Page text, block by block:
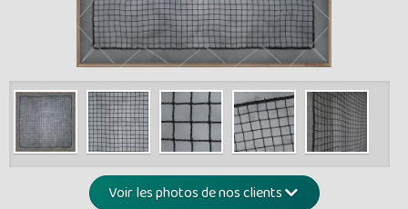
Montants et
de -5%
Voir les photos de nos clients